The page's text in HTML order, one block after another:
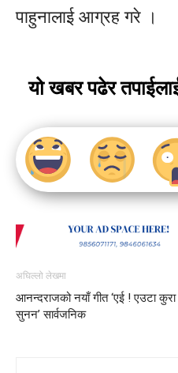
पाहुनालाई आग्रह गरे ।
यो खबर पढेर
अघिल्लो लेखमा
आनन्दराजको नयाँ गीत ‘एई ! एउटा कुरा
सुनन’ सार्वजनिक